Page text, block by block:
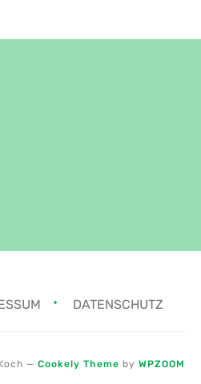
DATENSCHUTZ
— Cookely Theme by WPZOOM